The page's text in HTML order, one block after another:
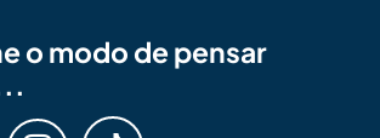
o modo de pensar